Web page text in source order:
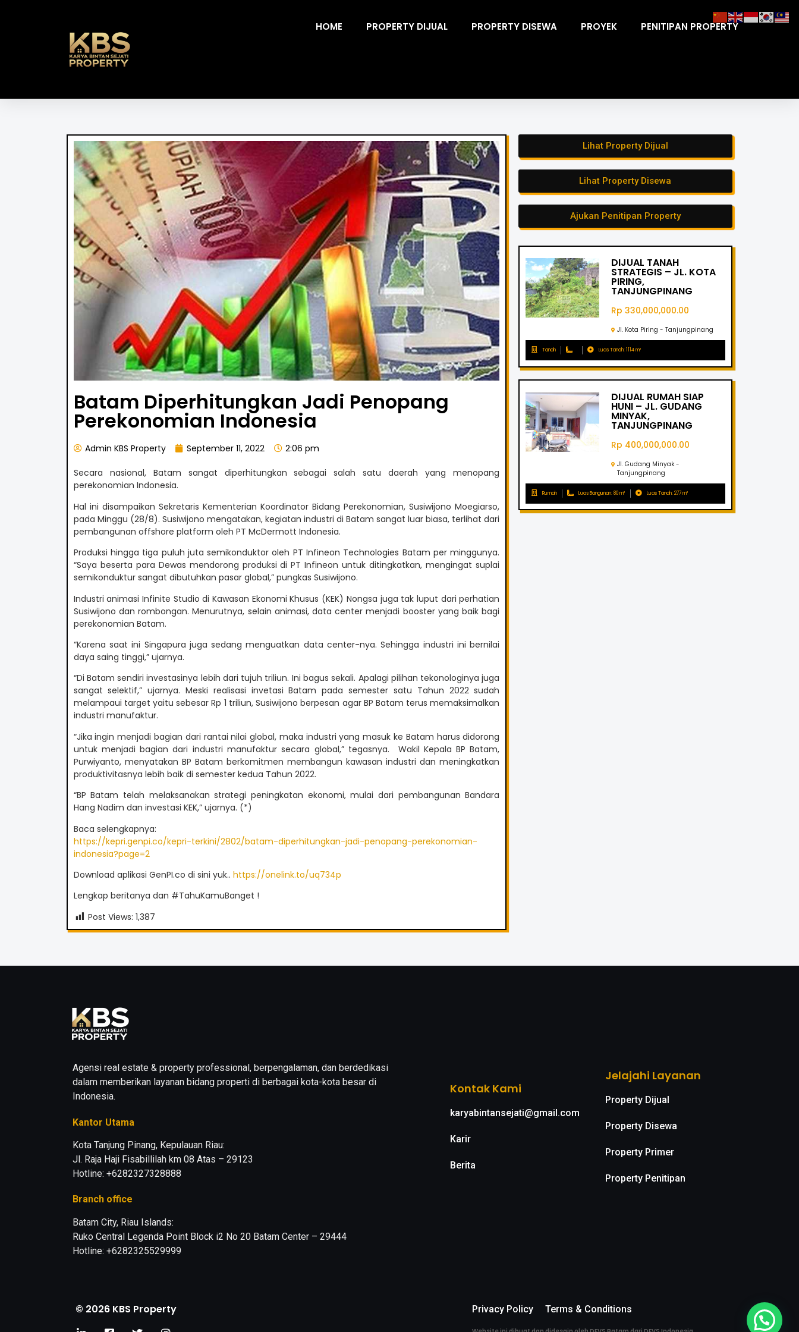
HOME PROPERTY DIJUAL PROPERTY DISEWA PROYEK PENITIPAN PROPERTY
Batam Diperhitungkan Jadi Penopang
Perekonomian Indonesia
Admin KBS Property September 11, 2022 2:06 pm
Secara nasional, Batam sangat diperhitungkan sebagai salah satu daerah yang menopang
perekonomian Indonesia.
Hal ini disampaikan Sekretaris Kementerian Koordinator Bidang Perekonomian, Susiwijono Moegiarso,
pada Minggu (28/8). Susiwijono mengatakan, kegiatan industri di Batam sangat luar biasa, terlihat dari
pembangunan offshore platform oleh PT McDermott Indonesia.
Produksi hingga tiga puluh juta semikonduktor oleh PT Infineon Technologies Batam per minggunya.
“Saya beserta para Dewas mendorong produksi di PT Infineon untuk ditingkatkan, mengingat suplai
semikonduktur sangat dibutuhkan pasar global,” pungkas Susiwijono.
Industri animasi Infinite Studio di Kawasan Ekonomi Khusus (KEK) Nongsa juga tak luput dari perhatian
Susiwijono dan rombongan. Menurutnya, selain animasi, data center menjadi booster yang baik bagi
perekonomian Batam.
“Karena saat ini Singapura juga sedang menguatkan data center-nya. Sehingga industri ini bernilai
daya saing tinggi,” ujarnya.
“Di Batam sendiri investasinya lebih dari tujuh triliun. Ini bagus sekali. Apalagi pilihan tekonologinya juga
sangat selektif,” ujarnya. Meski realisasi invetasi Batam pada semester satu Tahun 2022 sudah
melampaui target yaitu sebesar Rp 1 triliun, Susiwijono berpesan agar BP Batam terus memaksimalkan
industri manufaktur.
“Jika ingin menjadi bagian dari rantai nilai global, maka industri yang masuk ke Batam harus didorong
untuk menjadi bagian dari industri manufaktur secara global,” tegasnya. Wakil Kepala BP Batam,
Purwiyanto, menyatakan BP Batam berkomitmen membangun kawasan industri dan meningkatkan
produktivitasnya lebih baik di semester kedua Tahun 2022.
“BP Batam telah melaksanakan strategi peningkatan ekonomi, mulai dari pembangunan Bandara
Hang Nadim dan investasi KEK,” ujarnya. (*)
Baca selengkapnya:
https://kepri.genpi.co/kepri-terkini/2802/batam-diperhitungkan-jadi-penopang-perekonomian-
indonesia?page=2
Download aplikasi GenPI.co di sini yuk.. https://onelink.to/uq734p
Lengkap beritanya dan #TahuKamuBanget !
Post Views: 1,387
Lihat Property Dijual
Lihat Property Disewa
Ajukan Penitipan Property
DIJUAL TANAH
STRATEGIS – JL. KOTA
PIRING,
TANJUNGPINANG
Rp 330,000,000.00
Jl. Kota Piring - Tanjungpinang
Tanah Luas Tanah: 1114 m²
DIJUAL RUMAH SIAP
HUNI – JL. GUDANG
MINYAK,
TANJUNGPINANG
Rp 400,000,000.00
Jl. Gudang Minyak -
Tanjungpinang
Rumah Luas Bangunan: 80 m² Luas Tanah: 277 m²
Agensi real estate & property professional, berpengalaman, dan berdedikasi
dalam memberikan layanan bidang properti di berbagai kota-kota besar di
Indonesia.
Kantor Utama
Kota Tanjung Pinang, Kepulauan Riau:
Jl. Raja Haji Fisabillilah km 08 Atas – 29123
Hotline: +6282327328888
Branch office
Batam City, Riau Islands:
Ruko Central Legenda Point Block i2 No 20 Batam Center – 29444
Hotline: +6282325529999
Kontak Kami
karyabintansejati@gmail.com
Karir
Berita
Jelajahi Layanan
Property Dijual
Property Disewa
Property Primer
Property Penitipan
© 2026 KBS Property Privacy Policy Terms & Conditions